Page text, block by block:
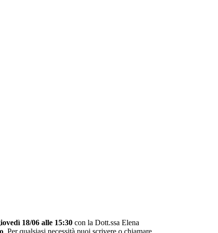
18/06 alle 15:30 con la Dott.ssa Elena
. Per qualsiasi necessità puoi scrivere o chiamare